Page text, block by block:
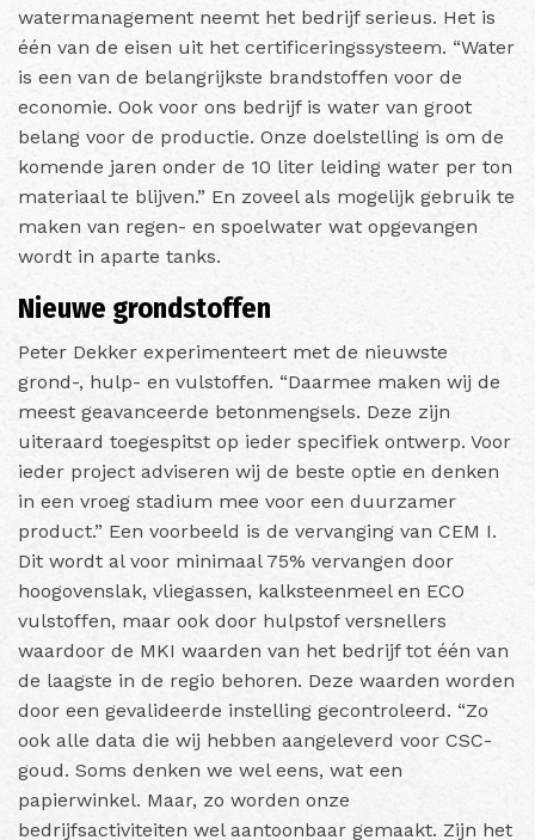
watermanagement neemt het bedrijf serieus. Het is
één van de eisen uit het certificeringssysteem. “Water
is een van de belangrijkste brandstoffen voor de
economie. Ook voor ons bedrijf is water van groot
belang voor de productie. Onze doelstelling is om de
komende jaren onder de 10 liter leiding water per ton
materiaal te blijven.” En zoveel als mogelijk gebruik te
maken van regen- en spoelwater wat opgevangen
wordt in aparte tanks.
Nieuwe grondstoffen
Peter Dekker experimenteert met de nieuwste
grond-, hulp- en vulstoffen. “Daarmee maken wij de
meest geavanceerde betonmengsels. Deze zijn
uiteraard toegespitst op ieder specifiek ontwerp. Voor
ieder project adviseren wij de beste optie en denken
in een vroeg stadium mee voor een duurzamer
product.” Een voorbeeld is de vervanging van CEM I.
Dit wordt al voor minimaal 75% vervangen door
hoogovenslak, vliegassen, kalksteenmeel en ECO
vulstoffen, maar ook door hulpstof versnellers
waardoor de MKI waarden van het bedrijf tot één van
de laagste in de regio behoren. Deze waarden worden
door een gevalideerde instelling gecontroleerd. “Zo
ook alle data die wij hebben aangeleverd voor CSC-
goud. Soms denken we wel eens, wat een
papierwinkel. Maar, zo worden onze
bedrijfsactiviteiten wel aantoonbaar gemaakt. Zijn het